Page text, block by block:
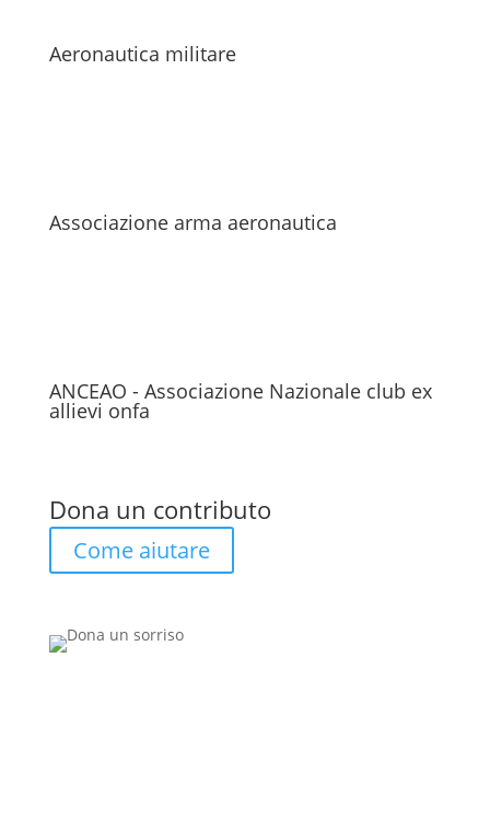
Aeronautica militare
Associazione arma aeronautica
ANCEAO - Associazione Nazionale club ex
allievi onfa
Dona un contributo
Come aiutare